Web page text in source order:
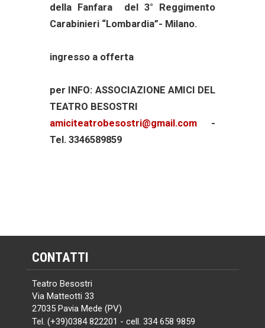
della Fanfara del 3° Reggimento
Carabinieri “Lombardia”- Milano.
ingresso a offerta
per INFO: ASSOCIAZIONE AMICI DEL
TEATRO BESOSTRI
amiciteatrobesostri@gmail.com -
Tel. 3346589859
CONTATTI
Teatro Besostri
Via Matteotti 33
27035 Pavia Mede (PV)
Tel. (+39)0384 822201 - cell. 334 658 9859